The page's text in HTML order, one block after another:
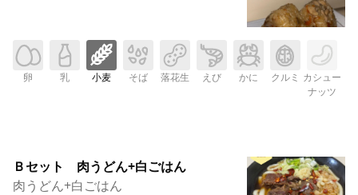
卵 乳 小麦 そば 落花生 えび かに クルミ カシュー
ナッツ
Ｂセット 肉うどん+白ごはん
肉うどん+白ごはん